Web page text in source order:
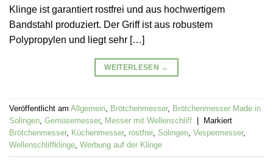
Klinge ist garantiert rostfrei und aus hochwertigem
Bandstahl produziert. Der Griff ist aus robustem
Polypropylen und liegt sehr […]
WEITERLESEN →
Veröffentlicht am Allgemein, Brötchenmesser, Brötchenmesser Made in
Solingen, Gemüsemesser, Messer mit Wellenschliff
Markiert
Brötchenmesser, Küchenmesser, rostfrei, Solingen, Vespermesser,
Wellenschliffklinge, Werbung auf der Klinge